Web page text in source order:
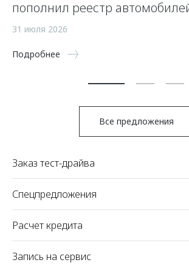
пополнил реестр
31 июля 2026
Подробнее
Все предложения
Заказ тест-драйва
Спецпредложения
Расчет кредита
Запись на сервис